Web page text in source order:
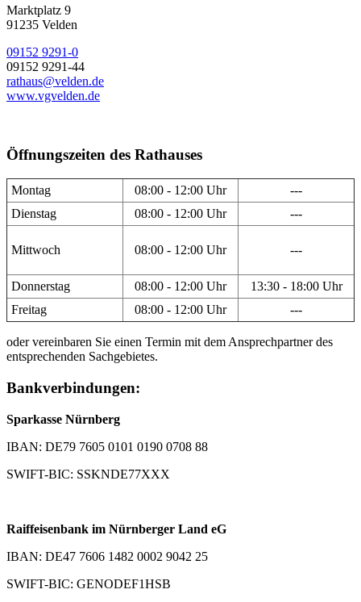
Marktplatz 9
91235 Velden
09152 9291-0
09152 9291-44
rathaus@velden.de
www.vgvelden.de
Öffnungszeiten des Rathauses
Montag 08:00 - 12:00 Uhr
---
Dienstag
08:00 - 12:00 Uhr ---
Mittwoch 08:00 - 12:00 Uhr ---
Donnerstag 08:00 - 12:00 Uhr
13:30 - 18:00 Uhr
Freitag
08:00 - 12:00 Uhr ---
oder vereinbaren Sie einen Termin mit dem Ansprechpartner des
entsprechenden Sachgebietes.
Bankverbindungen:
Sparkasse Nürnberg
IBAN: DE79 7605 0101 0190 0708 88
SWIFT-BIC: SSKNDE77XXX
Raiffeisenbank im Nürnberger Land eG
IBAN: DE47 7606 1482 0002 9042 25
SWIFT-BIC: GENODEF1HSB